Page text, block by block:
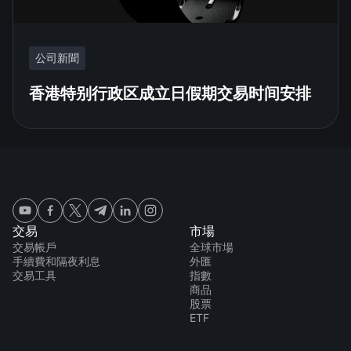
公司新聞
香港特别行政区成立日假期交易时间安排
交易
交易帳戶
手續費和隔夜利息
交易工具
市場
全球市場
外匯
指數
商品
股票
ETF